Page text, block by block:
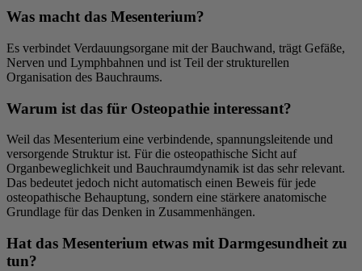
Was macht das Mesenterium?
Es verbindet Verdauungsorgane mit der Bauchwand, trägt Gefäße,
Nerven und Lymphbahnen und ist Teil der strukturellen
Organisation des Bauchraums.
Warum ist das für Osteopathie interessant?
Weil das Mesenterium eine verbindende, spannungsleitende und
versorgende Struktur ist. Für die osteopathische Sicht auf
Organbeweglichkeit und Bauchraumdynamik ist das sehr relevant.
Das bedeutet jedoch nicht automatisch einen Beweis für jede
osteopathische Behauptung, sondern eine stärkere anatomische
Grundlage für das Denken in Zusammenhängen.
Hat das Mesenterium etwas mit Darmgesundheit zu
tun?